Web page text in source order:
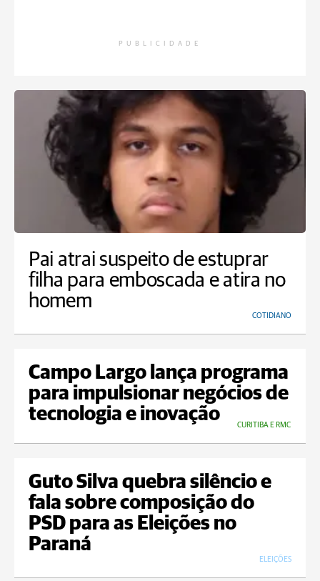
PUBLICIDADE
Pai atrai suspeito de estuprar
filha para emboscada e atira no
homem
COTIDIANO
Campo Largo lança programa
para impulsionar negócios de
tecnologia e inovação
CURITIBA E RMC
Guto Silva quebra silêncio e
fala sobre composição do
PSD para as Eleições no
Paraná
ELEIÇÕES